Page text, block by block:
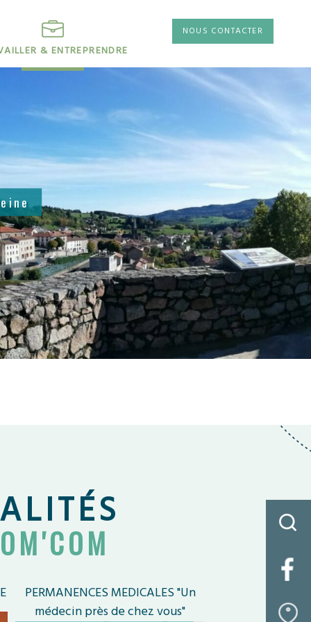
NOUS CONTACTER
& ENTREPRENDRE
PERMANENCES MEDICALES "Un
médecin près de chez vous"